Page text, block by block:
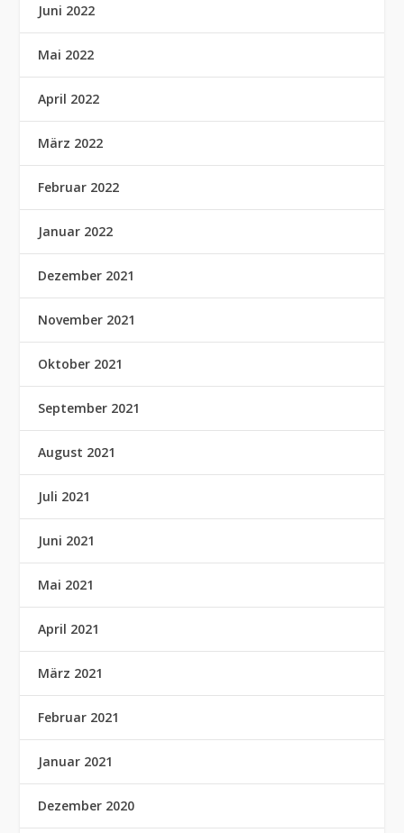
Juni 2022
Mai 2022
April 2022
März 2022
Februar 2022
Januar 2022
Dezember 2021
November 2021
Oktober 2021
September 2021
August 2021
Juli 2021
Juni 2021
Mai 2021
April 2021
März 2021
Februar 2021
Januar 2021
Dezember 2020